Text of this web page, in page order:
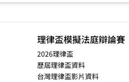
理律盃模擬法庭辯論賽
2026理律盃
歷屆理律盃資料
台灣理律盃影片資料